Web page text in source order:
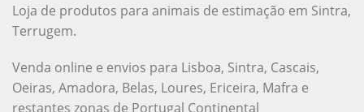
Loja de produtos para animais de estimação em Sintra,
Terrugem.
Venda online e envios para Lisboa, Sintra, Cascais,
Oeiras, Amadora, Belas, Loures, Ericeira, Mafra e
restantes zonas de Portugal Continental